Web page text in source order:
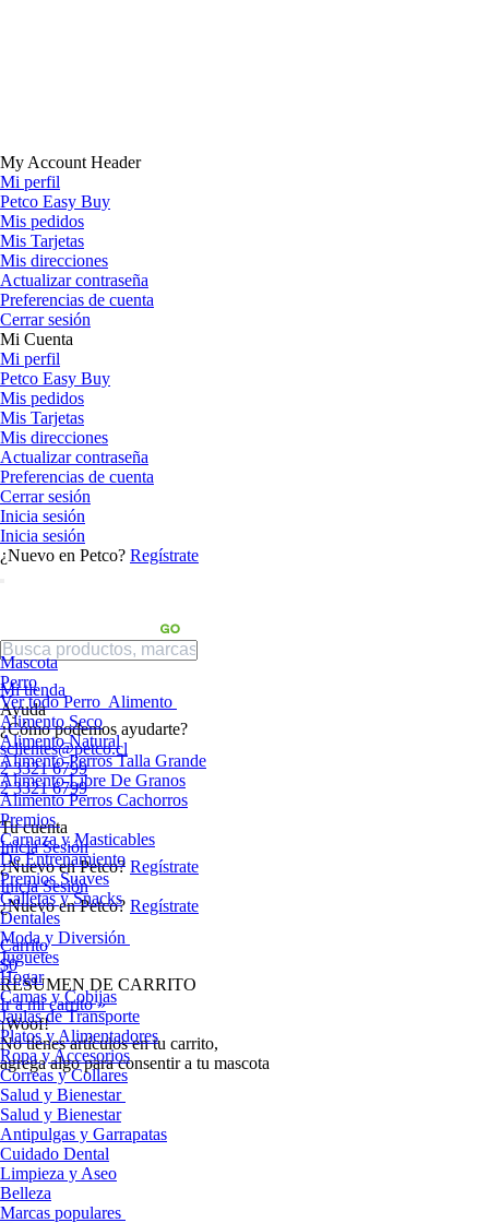
My Account Header
Mi perfil
Petco Easy Buy
Mis pedidos
Mis Tarjetas
Mis direcciones
Actualizar contraseña
Preferencias de cuenta
Cerrar sesión
Mi Cuenta
Mi perfil
Petco Easy Buy
Mis pedidos
Mis Tarjetas
Mis direcciones
Actualizar contraseña
Preferencias de cuenta
Cerrar sesión
Inicia sesión
Inicia sesión
¿Nuevo en Petco? Regístrate
Mi tienda
Ayuda
¿Cómo podemos ayudarte?
sclientes@petco.cl
2 3321 6799
2 3321 6799
Tu cuenta
Inicia Sesión
¿Nuevo en Petco? Regístrate
Inicia Sesión
¿Nuevo en Petco? Regístrate
Carrito
$0
RESUMEN DE CARRITO
Ir a mi carrito »
¡Woof!
No tíenes artículos en tu carrito,
agrega algo para consentir a tu mascota
Mascota
Perro
Ver todo Perro Alimento
Alimento Seco
Alimento Natural
Alimento Perros Talla Grande
Alimento Libre De Granos
Alimento Perros Cachorros
Premios
Carnaza y Masticables
De Entrenamiento
Premios Suaves
Galletas y Snacks
Dentales
Moda y Diversión
Juguetes
Hogar
Camas y Cobijas
Jaulas de Transporte
Platos y Alimentadores
Ropa y Accesorios
Correas y Collares
Salud y Bienestar
Salud y Bienestar
Antipulgas y Garrapatas
Cuidado Dental
Limpieza y Aseo
Belleza
Marcas populares